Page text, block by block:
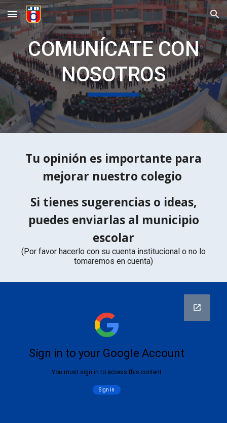
Skip to main content Skip to navigation
COMUNÍCATE CON
NOSOTROS
Tu opinión es importante para
mejorar nuestro colegio
Si tienes sugerencias o ideas,
puedes enviarlas al municipio
escolar
(Por favor hacerlo con su cuenta institucional o no lo
tomaremos en cuenta)